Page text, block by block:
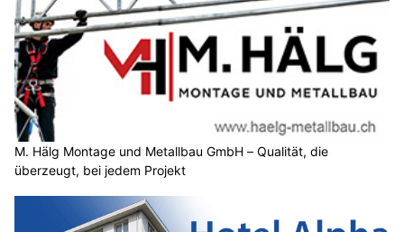
M. Hälg Montage und Metallbau GmbH – Qualität, die
überzeugt, bei jedem Projekt